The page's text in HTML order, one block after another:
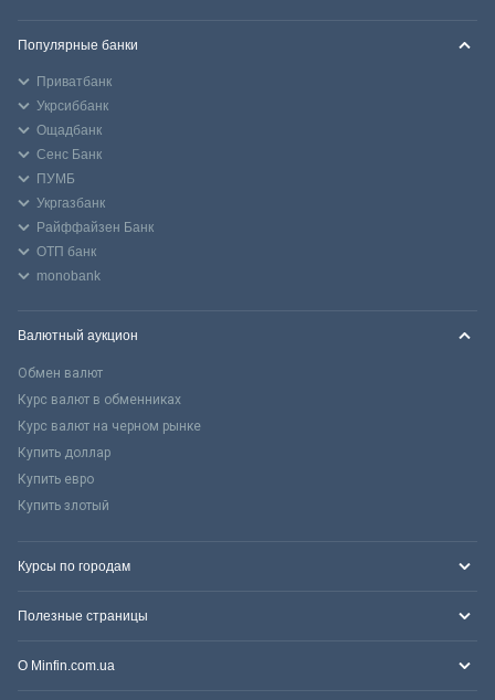
Популярные банки
Приватбанк
Укрсиббанк
Ощадбанк
Сенс Банк
ПУМБ
Укргазбанк
Райффайзен Банк
ОТП банк
monobank
Валютный аукцион
Обмен валют
Курс валют в обменниках
Курс валют на черном рынке
Купить доллар
Купить евро
Купить злотый
Курсы по городам
Полезные страницы
О Minfin.com.ua